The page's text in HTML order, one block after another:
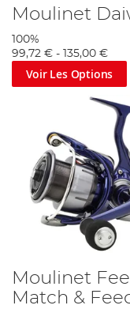
Moulinet
100%
99,72 € - 135,00 €
Voir Les Options
Moulinet
Match &